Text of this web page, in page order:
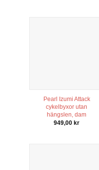
Pearl Izumi Attack
cykelbyxor utan
hängslen, dam
949,00 kr
Marknadsföring
Genom att dela